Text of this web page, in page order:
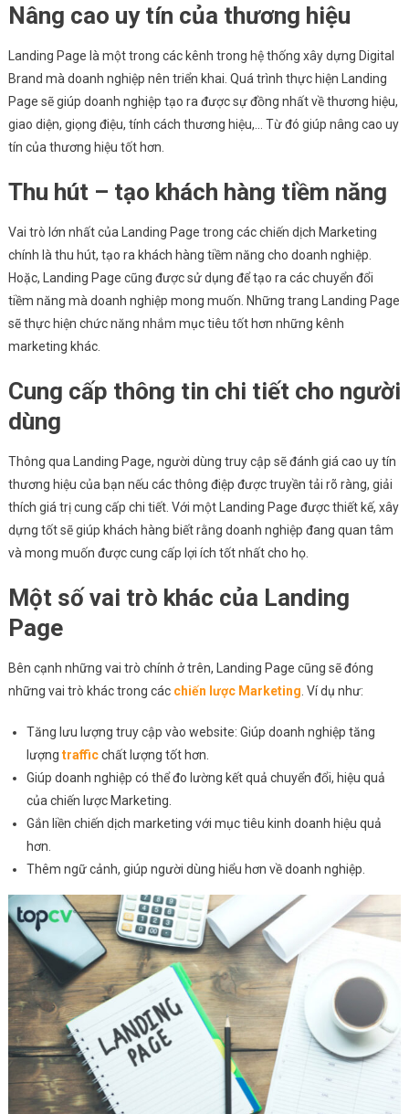
Nâng cao uy tín của thương hiệu
Landing Page là một trong các kênh trong hệ thống xây dựng Digital
Brand mà doanh nghiệp nên triển khai. Quá trình thực hiện Landing
Page sẽ giúp doanh nghiệp tạo ra được sự đồng nhất về thương hiệu,
giao diện, giọng điệu, tính cách thương hiệu,… Từ đó giúp nâng cao uy
tín của thương hiệu tốt hơn.
Thu hút – tạo khách hàng tiềm năng
Vai trò lớn nhất của Landing Page trong các chiến dịch Marketing
chính là thu hút, tạo ra khách hàng tiềm năng cho doanh nghiệp.
Hoặc, Landing Page cũng được sử dụng để tạo ra các chuyển đổi
tiềm năng mà doanh nghiệp mong muốn. Những trang Landing Page
sẽ thực hiện chức năng nhắm mục tiêu tốt hơn những kênh
marketing khác.
Cung cấp thông tin chi tiết cho người
dùng
Thông qua Landing Page, người dùng truy cập sẽ đánh giá cao uy tín
thương hiệu của bạn nếu các thông điệp được truyền tải rõ ràng, giải
thích giá trị cung cấp chi tiết. Với một Landing Page được thiết kế, xây
dựng tốt sẽ giúp khách hàng biết rằng doanh nghiệp đang quan tâm
và mong muốn được cung cấp lợi ích tốt nhất cho họ.
Một số vai trò khác của Landing
Page
Bên cạnh những vai trò chính ở trên, Landing Page cũng sẽ đóng
những vai trò khác trong các chiến lược Marketing . Ví dụ như:
Tăng lưu lượng truy cập vào website: Giúp doanh nghiệp tăng
lượng trafficchất lượng tốt hơn.
Giúp doanh nghiệp có thể đo lường kết quả chuyển đổi, hiệu quả
của chiến lược Marketing.
Gắn liền chiến dịch marketing với mục tiêu kinh doanh hiệu quả
hơn.
Thêm ngữ cảnh, giúp người dùng hiểu hơn về doanh nghiệp.